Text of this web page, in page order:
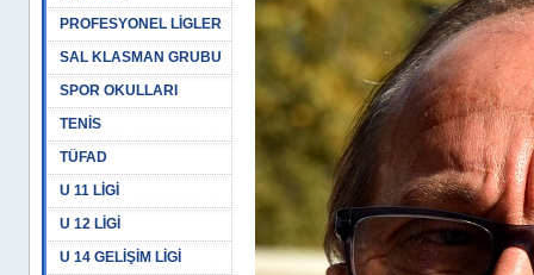
PROFESYONEL LİGLER
SAL KLASMAN GRUBU
SPOR OKULLARI
TENİS
TÜFAD
U 11 LİGİ
U 12 LİGİ
U 14 GELİŞİM LİGİ